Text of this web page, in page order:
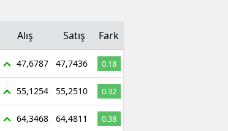
Alış Satış Fark
47,6787 47,7436 0.18
55,1254 55,2510 0.32
64,3468 64,4811
0.38